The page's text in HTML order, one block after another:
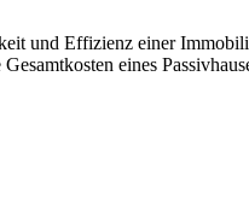
und Effizienz einer
eines